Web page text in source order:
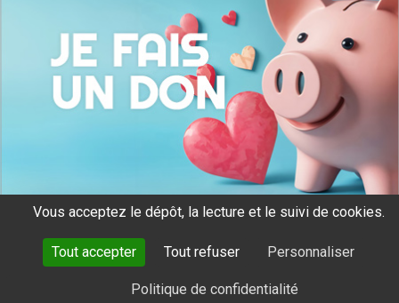
avec le soutien de Santé Publique France
tous droits réservés 2026
Vous acceptez le dépôt, la lecture et le suivi de cookies.
Tout accepter Tout refuser Personnaliser
Politique de confidentialité